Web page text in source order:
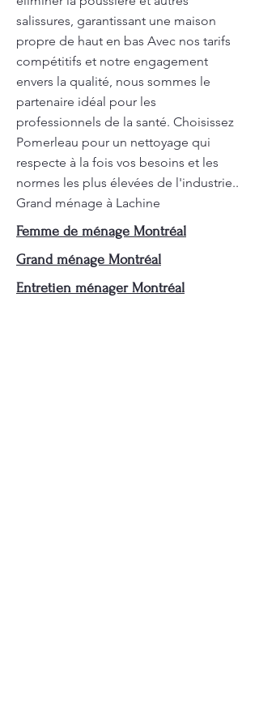
salissures, garantissant une maison
propre de haut en bas Avec nos tarifs
compétitifs et notre engagement
envers la qualité, nous sommes le
partenaire idéal pour les
professionnels de la santé. Choisissez
Pomerleau pour un nettoyage qui
respecte à la fois vos besoins et les
normes les plus élevées de l'industrie..
Grand ménage à Lachine
Femme de ménage Montréal
Grand ménage Montréal
Entretien ménager Montréal